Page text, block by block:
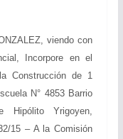
viendo con
Incorpore en el
Construcción de 1
N° 4853 Barrio
Yrigoyen,
15 – A la Comisión